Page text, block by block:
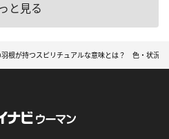
と見る
羽根が持つスピリチュアルな意味とは？ 色・状況・